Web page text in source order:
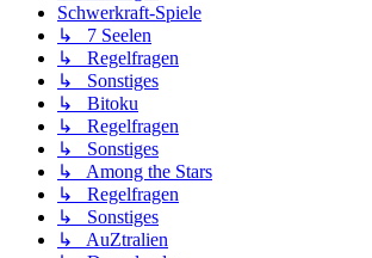
Schwerkraft-Spiele
↳ 7 Seelen
↳ Regelfragen
↳ Sonstiges
↳ Bitoku
↳ Regelfragen
↳ Sonstiges
↳ Among the Stars
↳ Regelfragen
↳ Sonstiges
↳ AuZtralien